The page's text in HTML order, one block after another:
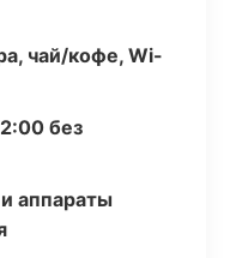
чай/кофе, Wi-
без
аппараты